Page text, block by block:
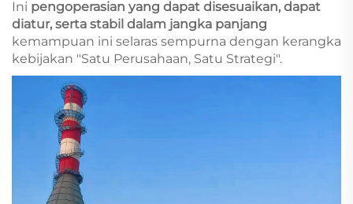
Ini pengoperasian yang dapat disesuaikan, dapat
diatur, serta stabil dalam jangka panjang
kemampuan ini selaras sempurna dengan kerangka
kebijakan "Satu Perusahaan, Satu Strategi".